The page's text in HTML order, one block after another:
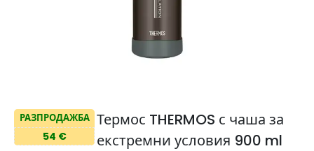
РАЗПРОДАЖБА
54 €
Термос THERMOS с чаша за
екстремни условия 900 ml